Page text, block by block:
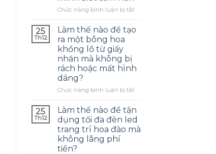
bảo
nghe
tránh
gặp?
Chức năng bình luận bị tắtở
đã
dùng
cho
điều
tôi
ước
25
Th12
Làm thế nào để tạo
ra một bông hoa
khổng lồ từ giấy
nhăn mà không bị
rách hoặc mất hình
dáng?
Chức năng bình luận bị tắtở
thế
nào
để
tạo
25
Th12
Làm thế nào để tận
dụng tối đa đèn led
trang trí hoa đào mà
không lãng phí
tiền?